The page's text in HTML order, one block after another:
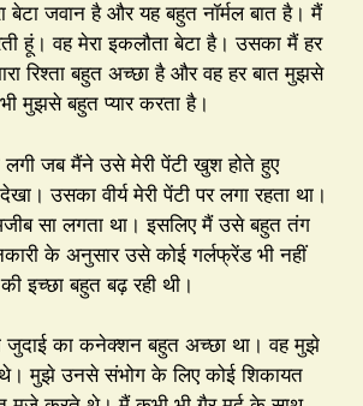
बेटा जवान है और यह बहुत नॉर्मल बात है। मैं
हूं। वह मेरा इकलौता बेटा है। उसका मैं हर
रिश्ता बहुत अच्छा है और वह हर बात मुझसे
मुझसे बहुत प्यार करता है।
लगी जब मैंने उसे मेरी पेंटी खुश होते हुए
उसका वीर्य मेरी पेंटी पर लगा रहता था।
सा लगता था। इसलिए मैं उसे बहुत तंग
के अनुसार उसे कोई गर्लफ्रेंड भी नहीं
इच्छा बहुत बढ़ रही थी।
जुदाई का कनेक्शन बहुत अच्छा था। वह मुझे
मुझे उनसे संभोग के लिए कोई शिकायत